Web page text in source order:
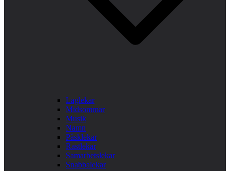
Laglekar
Midsommar
Musik
Namn
Påsklekar
Rastlekar
Samarbetslekar
Snabbalekar